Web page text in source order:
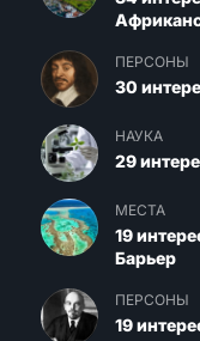
ПЕРСОНЫ
30
НАУКА
29
МЕСТА
19
Барьер
ПЕРСОНЫ
19